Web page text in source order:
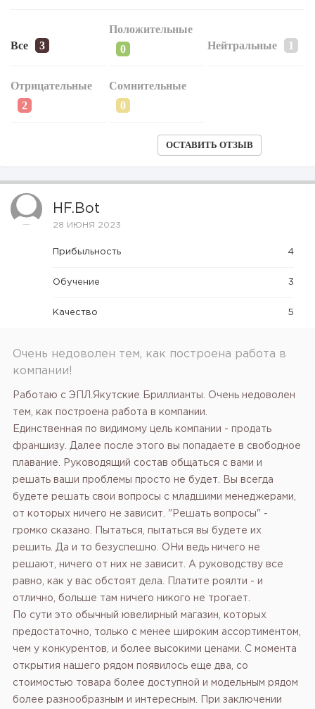
Все
Положительные
Нейтральные
Отрицательные Сомнительные
ОСТАВИТЬ ОТЗЫВ
HF.bot
28 ИЮНЯ 2023
Прибыльность 4
Обучение 3
Качество 5
Очень недоволен тем, как построена работа в
компании!
Работаю с ЭПЛ.Якутские Бриллианты. Очень недоволен
тем, как построена работа в компании.
Единственная по видимому цель компании - продать
франшизу. Далее после этого вы попадаете в свободное
плавание. Руководящий состав общаться с вами и
решать ваши проблемы просто не будет. Вы всегда
будете решать свои вопросы с младшими менеджерами,
от которых ничего не зависит. "Решать вопросы" -
громко сказано. Пытаться, пытаться вы будете их
решить. Да и то безуспешно. ОНи ведь ничего не
решают, ничего от них не зависит. А руководству все
равно, как у вас обстоят дела. Платите роялти - и
отлично, больше там ничего никого не трогает.
По сути это обычный ювелирный магазин, которых
предостаточно, только с менее широким ассортиментом,
чем у конкурентов, и более высокими ценами. С момента
открытия нашего рядом появилось еще два, со
стоимостью товара более доступной и модельным рядом
более разнообразным и интересным.
При заключении